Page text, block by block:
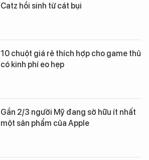
Catz hồi sinh từ cát bụi
10 chuột giá rẻ thích hợp cho game thủ
có kinh phí eo hẹp
Gần 2/3 người Mỹ đang sở hữu ít nhất
một sản phẩm của Apple